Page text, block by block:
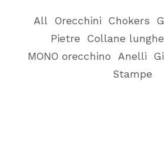
All Orecchini Chokers
Pietre
Collane lunghe
MONO orecchino
Anelli
Stampe